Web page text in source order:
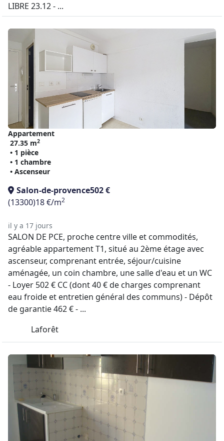
LIBRE 23.12 - ...
Appartement
27.35 m2
• 1 pièce
• 1 chambre
• Ascenseur
Salon-de-provence502 €
(13300)18 €/m2
il y a 17 jours
SALON DE PCE, proche centre ville et commodités,
agréable appartement T1, situé au 2ème étage avec
ascenseur, comprenant entrée, séjour/cuisine
aménagée, un coin chambre, une salle d'eau et un WC
- Loyer 502 € CC (dont 40 € de charges comprenant
eau froide et entretien général des communs) - Dépôt
de garantie 462 € - ...
Laforêt